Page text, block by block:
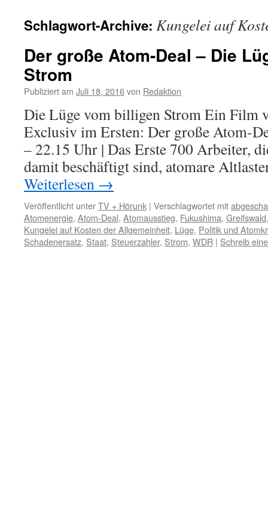
Schlagwort-Archive: Kungelei auf
Der große Atom-Deal – Die
Strom
Publiziert am Juli 18, 2016von Redaktion
Die Lüge vom billigen Strom Ein Film
Exclusiv im Ersten: Der große Atom-
– 22.15 Uhr | Das Erste 700 Arbeiter,
damit beschäftigt sind, atomare
Weiterlesen →
Veröffentlicht unterTV + Hörunk | Verschlagwortet mit
Atomenergie, Atom-Deal, Atomausstieg, Fukushima, Greifswald
Kungelei auf Kosten der Allgemeinheit, Lüge, Politik und
Schadenersatz, Staat, Steuerzahler, Strom, WDR | Schreib